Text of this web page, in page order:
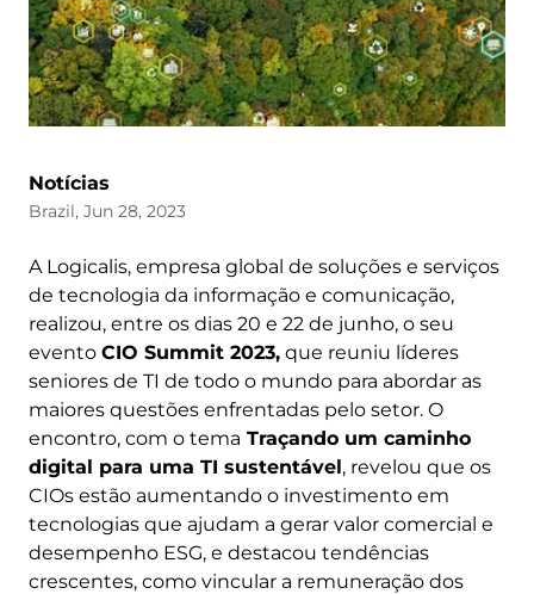
Notícias
Brazil, Jun 28, 2023
A Logicalis, empresa global de soluções e serviços
de tecnologia da informação e comunicação,
realizou, entre os dias 20 e 22 de junho, o seu
evento CIO Summit 2023, que reuniu líderes
seniores de TI de todo o mundo para abordar as
maiores questões enfrentadas pelo setor. O
encontro, com o tema Traçando um caminho
digital para uma TI sustentável, revelou que os
CIOs estão aumentando o investimento em
tecnologias que ajudam a gerar valor comercial e
desempenho ESG, e destacou tendências
crescentes, como vincular a remuneração dos